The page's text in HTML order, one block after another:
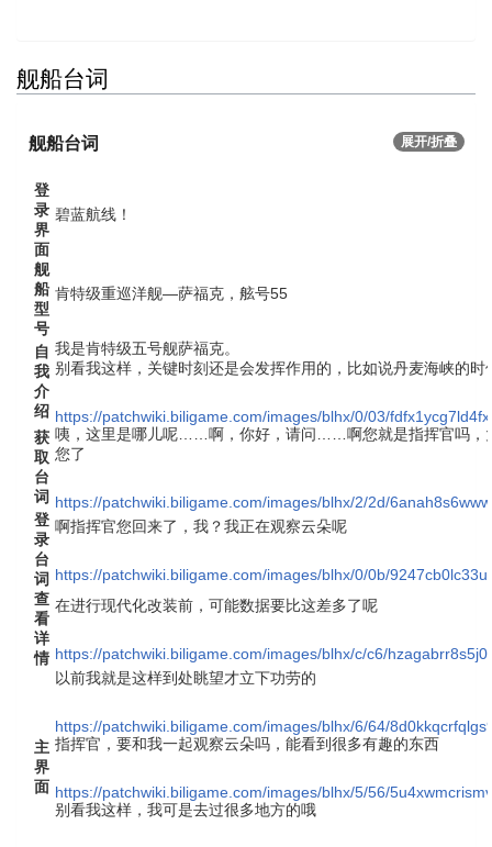
舰船台词
舰船台词 展开/折叠
登
录
界
面
碧蓝航线！
舰
船
型
号
肯特级重巡洋舰—萨福克，舷号55
自
我
介
绍
我是肯特级五号舰萨福克。
别看我这样，关键时刻还是会发挥作用的，比如说丹麦海峡的
https://patchwiki.biligame.com/images/blhx/0/03/
获
取
台
词
咦，这里是哪儿呢……啊，你好，请问……啊您就是指挥官吗，
您了
https://patchwiki.biligame.com/images/blhx/2/2d/
登
录
台
词
啊指挥官您回来了，我？我正在观察云朵呢
https://patchwiki.biligame.com/images/blhx/0/0b/
查
看
详
情
在进行现代化改装前，可能数据要比这差多了呢
https://patchwiki.biligame.com/images/blhx/c/c6/
主
界
面
以前我就是这样到处眺望才立下功劳的
https://patchwiki.biligame.com/images/blhx/6/64/
指挥官，要和我一起观察云朵吗，能看到很多有趣的东西
https://patchwiki.biligame.com/images/blhx/5/56/
别看我这样，我可是去过很多地方的哦